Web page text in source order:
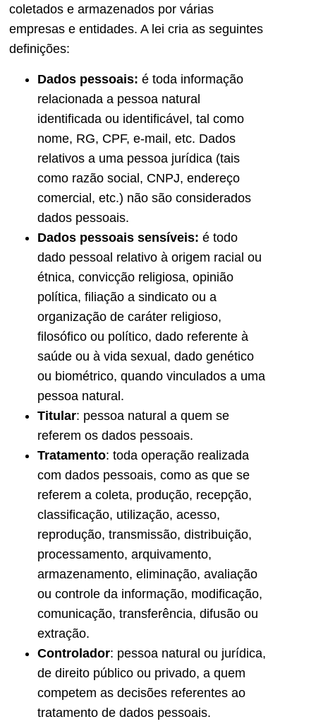
coletados e armazenados por várias
empresas e entidades. A lei cria as seguintes
definições:
Dados pessoais: é toda informação
relacionada a pessoa natural
identificada ou identificável, tal como
nome, RG, CPF, e-mail, etc. Dados
relativos a uma pessoa jurídica (tais
como razão social, CNPJ, endereço
comercial, etc.) não são considerados
dados pessoais.
Dados pessoais sensíveis: é todo
dado pessoal relativo à origem racial ou
étnica, convicção religiosa, opinião
política, filiação a sindicato ou a
organização de caráter religioso,
filosófico ou político, dado referente à
saúde ou à vida sexual, dado genético
ou biométrico, quando vinculados a uma
pessoa natural.
Titular: pessoa natural a quem se
referem os dados pessoais.
Tratamento: toda operação realizada
com dados pessoais, como as que se
referem a coleta, produção, recepção,
classificação, utilização, acesso,
reprodução, transmissão, distribuição,
processamento, arquivamento,
armazenamento, eliminação, avaliação
ou controle da informação, modificação,
comunicação, transferência, difusão ou
extração.
Controlador: pessoa natural ou jurídica,
de direito público ou privado, a quem
competem as decisões referentes ao
tratamento de dados pessoais.